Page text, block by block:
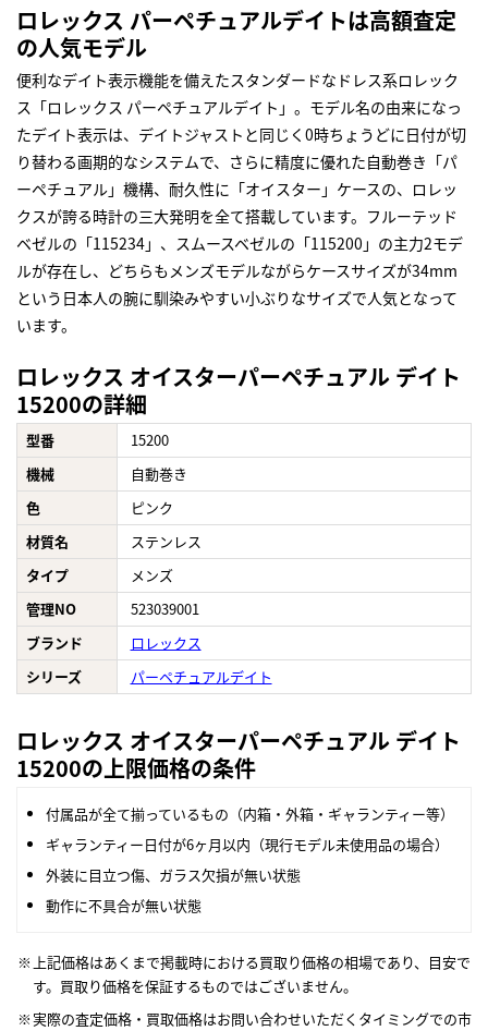
ロレックス パーペチュアルデイトは高額査定
の人気モデル
便利なデイト表示機能を備えたスタンダードなドレス系ロレック
ス「ロレックス パーペチュアルデイト」。モデル名の由来になっ
たデイト表示は、デイトジャストと同じく0時ちょうどに日付が切
り替わる画期的なシステムで、さらに精度に優れた自動巻き「パ
ーペチュアル」機構、耐久性に「オイスター」ケースの、ロレッ
クスが誇る時計の三大発明を全て搭載しています。フルーテッド
ベゼルの「115234」、スムースベゼルの「115200」の主力2モデ
ルが存在し、どちらもメンズモデルながらケースサイズが34mm
という日本人の腕に馴染みやすい小ぶりなサイズで人気となって
います。
ロレックス オイスターパーペチュアル デイト
15200の詳細
型番
15200
機械
自動巻き
色
ピンク
材質名
ステンレス
タイプ
メンズ
管理NO
523039001
ブランド
ロレックス
シリーズ
パーペチュアルデイト
ロレックス オイスターパーペチュアル デイト
15200の上限価格の条件
付属品が全て揃っているもの（内箱・外箱・ギャランティー等）
ギャランティー日付が6ヶ月以内（現行モデル未使用品の場合）
外装に目立つ傷、ガラス欠損が無い状態
動作に不具合が無い状態
上記価格はあくまで掲載時における買取り価格の相場であり、目安で
す。買取り価格を保証するものではございません。
実際の査定価格・買取価格はお問い合わせいただくタイミングでの市